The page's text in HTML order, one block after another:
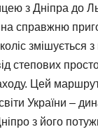
з Дніпра до
справжню
коліс змішується
степових
Цей
України –
з його